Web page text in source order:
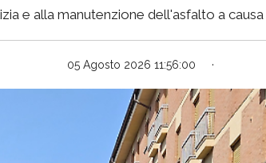
e alla manutenzione dell'asfalto a
05 Agosto 2026 11:56:00